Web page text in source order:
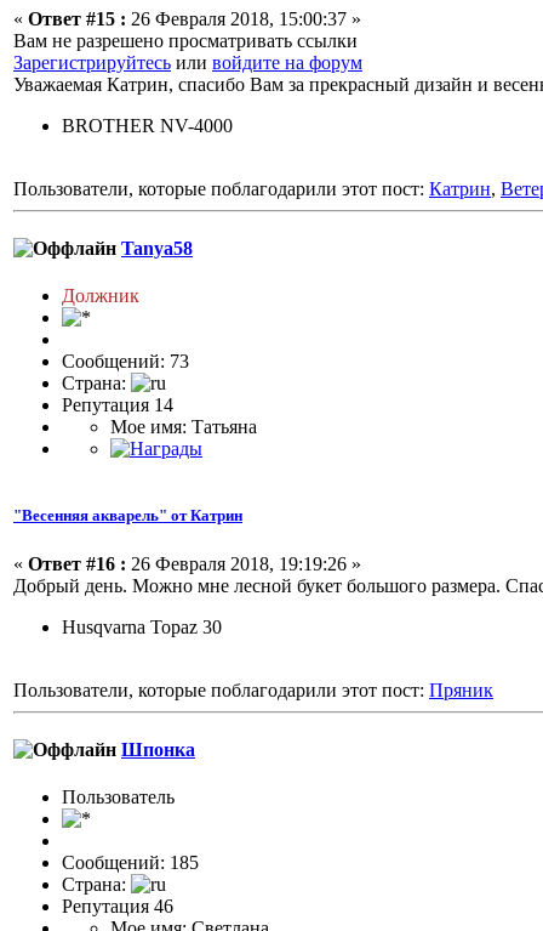
« Ответ #15 : 26 Февраля 2018, 15:00:37 »
Вам не разрешено просматривать ссылки
Зарегистрируйтесь или войдите на форум
Уважаемая Катрин, спасибо Вам за прекрасный дизайн и
BROTHER NV-4000
Пользователи, которые поблагодарили этот пост: Катрин,
Tanya58
Должник
Сообщений: 73
Страна:
Репутация 14
Мое имя: Татьяна
"Весенняя акварель" от Катрин
« Ответ #16 : 26 Февраля 2018, 19:19:26 »
Добрый день. Можно мне лесной букет большого размера.
Husqvarna Topaz 30
Пользователи, которые поблагодарили этот пост: Пряник
Шпонка
Пользовaтeль
Сообщений: 185
Страна:
Репутация 46